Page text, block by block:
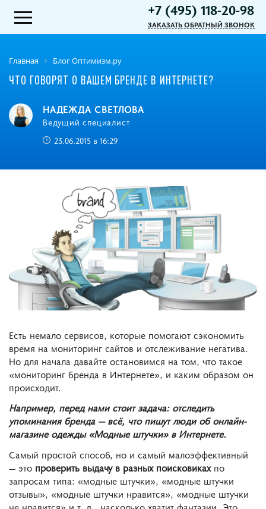
+7 (495) 118-20-98
ЗАКАЗАТЬ ОБРАТНЫЙ ЗВОНОК
Главная Блог Оптимизм.ру
ЧТО ГОВОРЯТ О ВАШЕМ БРЕНДЕ В ИНТЕРНЕТЕ?
НАДЕЖДА СВЕТЛОВА
Ведущий специалист
23.06.2015 в 16:29
Есть немало сервисов, которые помогают сэкономить
время на мониторинг сайтов и отслеживание негатива.
Но для начала давайте остановимся на том, что такое
«мониторинг бренда в Интернете», и каким образом он
происходит.
Например, перед нами стоит задача: отследить
упоминания бренда — всё, что пишут люди об онлайн-
магазине одежды «Модные штучки» в Интернете.
Самый простой способ, но и самый малоэффективный
— это проверить выдачу в разных поисковикахпо
запросам типа: «модные штучки», «модные штучки
отзывы», «модные штучки нравится», «модные штучки